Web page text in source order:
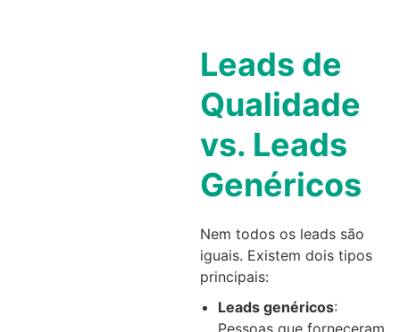
Leads de
Qualidade
vs. Leads
Genéricos
Nem todos os leads são
iguais. Existem dois tipos
principais:
Leads genéricos: